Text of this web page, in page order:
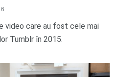
video care au fost cele mai
Tumblr în 2015.